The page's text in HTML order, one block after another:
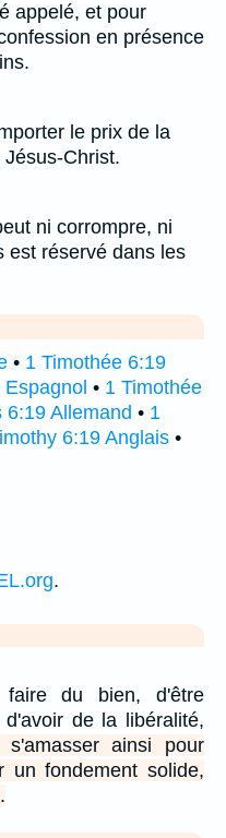
appelé, et pour
en présence
le prix de la
Christ.
ni corrompre, ni
est réservé dans les
• 1 Timothée 6:19
Espagnol • 1 Timothée
6:19 Allemand • 1
6:19 Anglais •
.
faire du bien, d'être
de la libéralité,
ainsi pour
un fondement solide,